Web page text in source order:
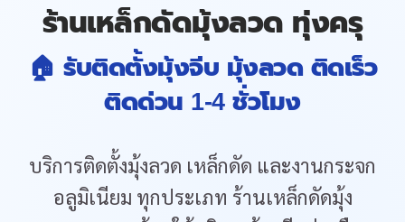
ร้านเหล็กดัดมุ้งลวด ทุ่งครุ
🏠 รับติดตั้งมุ้งจีบ มุ้งลวด ติดเร็ว
ติดด่วน 1-4 ชั่วโมง
บริการติดตั้งมุ้งลวด เหล็กดัด และงานกระจก
อลูมิเนียม ทุกประเภท ร้านเหล็กดัดมุ้ง